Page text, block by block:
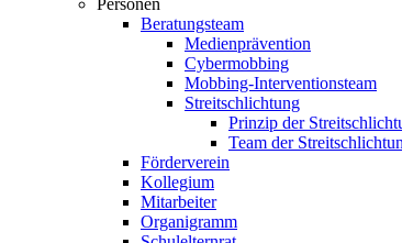
Personen
Beratungsteam
Medienprävention
Cybermobbing
Mobbing-Interventionsteam
Streitschlichtung
Prinzip der
Team der
Förderverein
Kollegium
Mitarbeiter
Organigramm